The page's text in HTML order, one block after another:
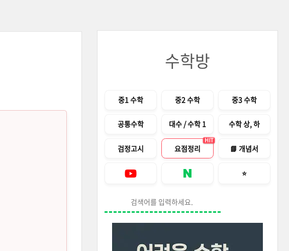
수학방
메뉴중1 수학 중2 수학 중3 수학
공통수학 대수 / 수학 1 수학 상, 하
검정고시
HIT
요점정리 📘 개념서
Youtube 네이버 블로그 즐겨찾기 안내
⭐